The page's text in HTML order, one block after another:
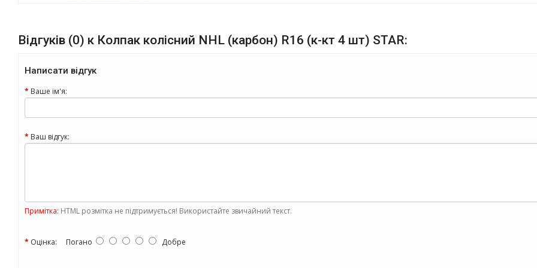
Відгуків (0) к Колпак колісний NHL (карбон) R16 (к-кт 4 шт) STAR:
Написати відгук
Ваше ім'я:
Ваш відгук:
Примітка: HTML розмітка не підтримується! Використайте звичайний текст.
Оцінка: Погано Добре